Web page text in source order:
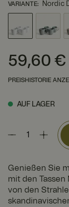
VARIANTE: Nordic
Preis: 59,60 €
59,60 €
PREISHISTORIE
AUF LAGER
Genießen Sie
mit den Tassen
von den